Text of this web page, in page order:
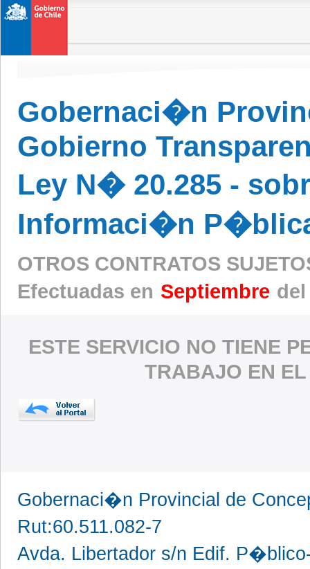
Gobernaci�n
Gobierno
Ley N� 20.285 -
Informaci�n
OTROS CONTRATOS
Efectuadas en Septiembre
ESTE SERVICIO NO TIENE
TRABAJO EN
Gobernaci�n Provincial de
Rut:60.511.082-7
Avda. Libertador s/n Edif.